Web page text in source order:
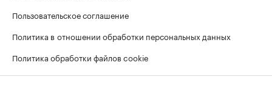
Пользовательское соглашение
Политика в отношении обработки персональных данных
Политика обработки файлов cookie